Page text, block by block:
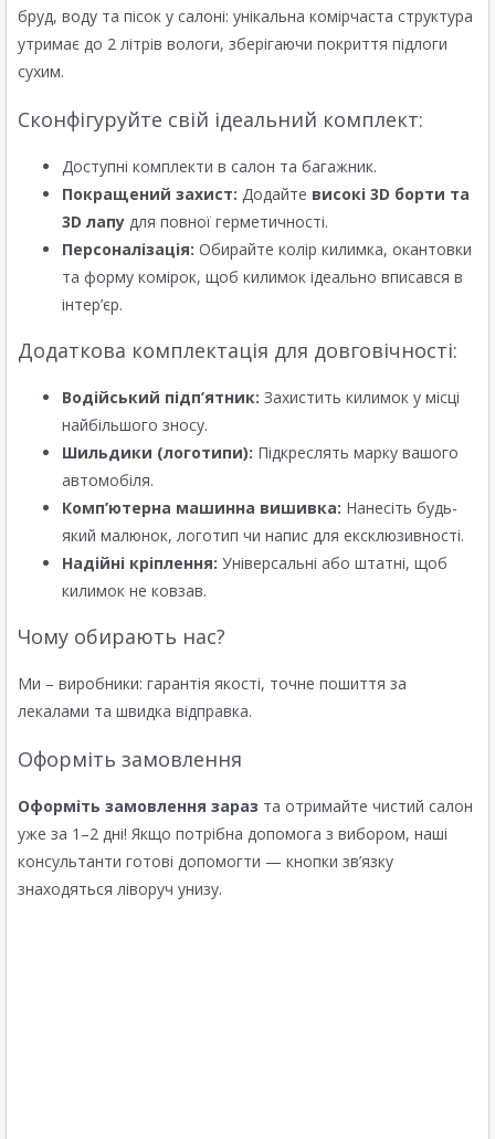
бруд, воду та пісок у салоні: унікальна комірчаста структура
утримає до 2 літрів вологи, зберігаючи покриття підлоги
сухим.
Сконфігуруйте свій ідеальний комплект:
Доступні комплекти в салон та багажник.
Покращений захист: Додайте високі 3D борти та
3D лапу для повної герметичності.
Персоналізація: Обирайте колір килимка, окантовки
та форму комірок, щоб килимок ідеально вписався в
інтер’єр.
Додаткова комплектація для довговічності:
Водійський підп’ятник: Захистить килимок у місці
найбільшого зносу.
Шильдики (логотипи): Підкреслять марку вашого
автомобіля.
Комп’ютерна машинна вишивка: Нанесіть будь-
який малюнок, логотип чи напис для ексклюзивності.
Надійні кріплення: Універсальні або штатні, щоб
килимок не ковзав.
Чому обирають нас?
Ми – виробники: гарантія якості, точне пошиття за
лекалами та швидка відправка.
Оформіть замовлення
Оформіть замовлення зараз та отримайте чистий салон
уже за 1–2 дні! Якщо потрібна допомога з вибором, наші
консультанти готові допомогти — кнопки зв’язку
знаходяться ліворуч унизу.